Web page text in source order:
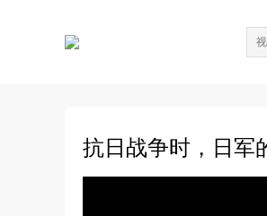
抗日战争时，日军